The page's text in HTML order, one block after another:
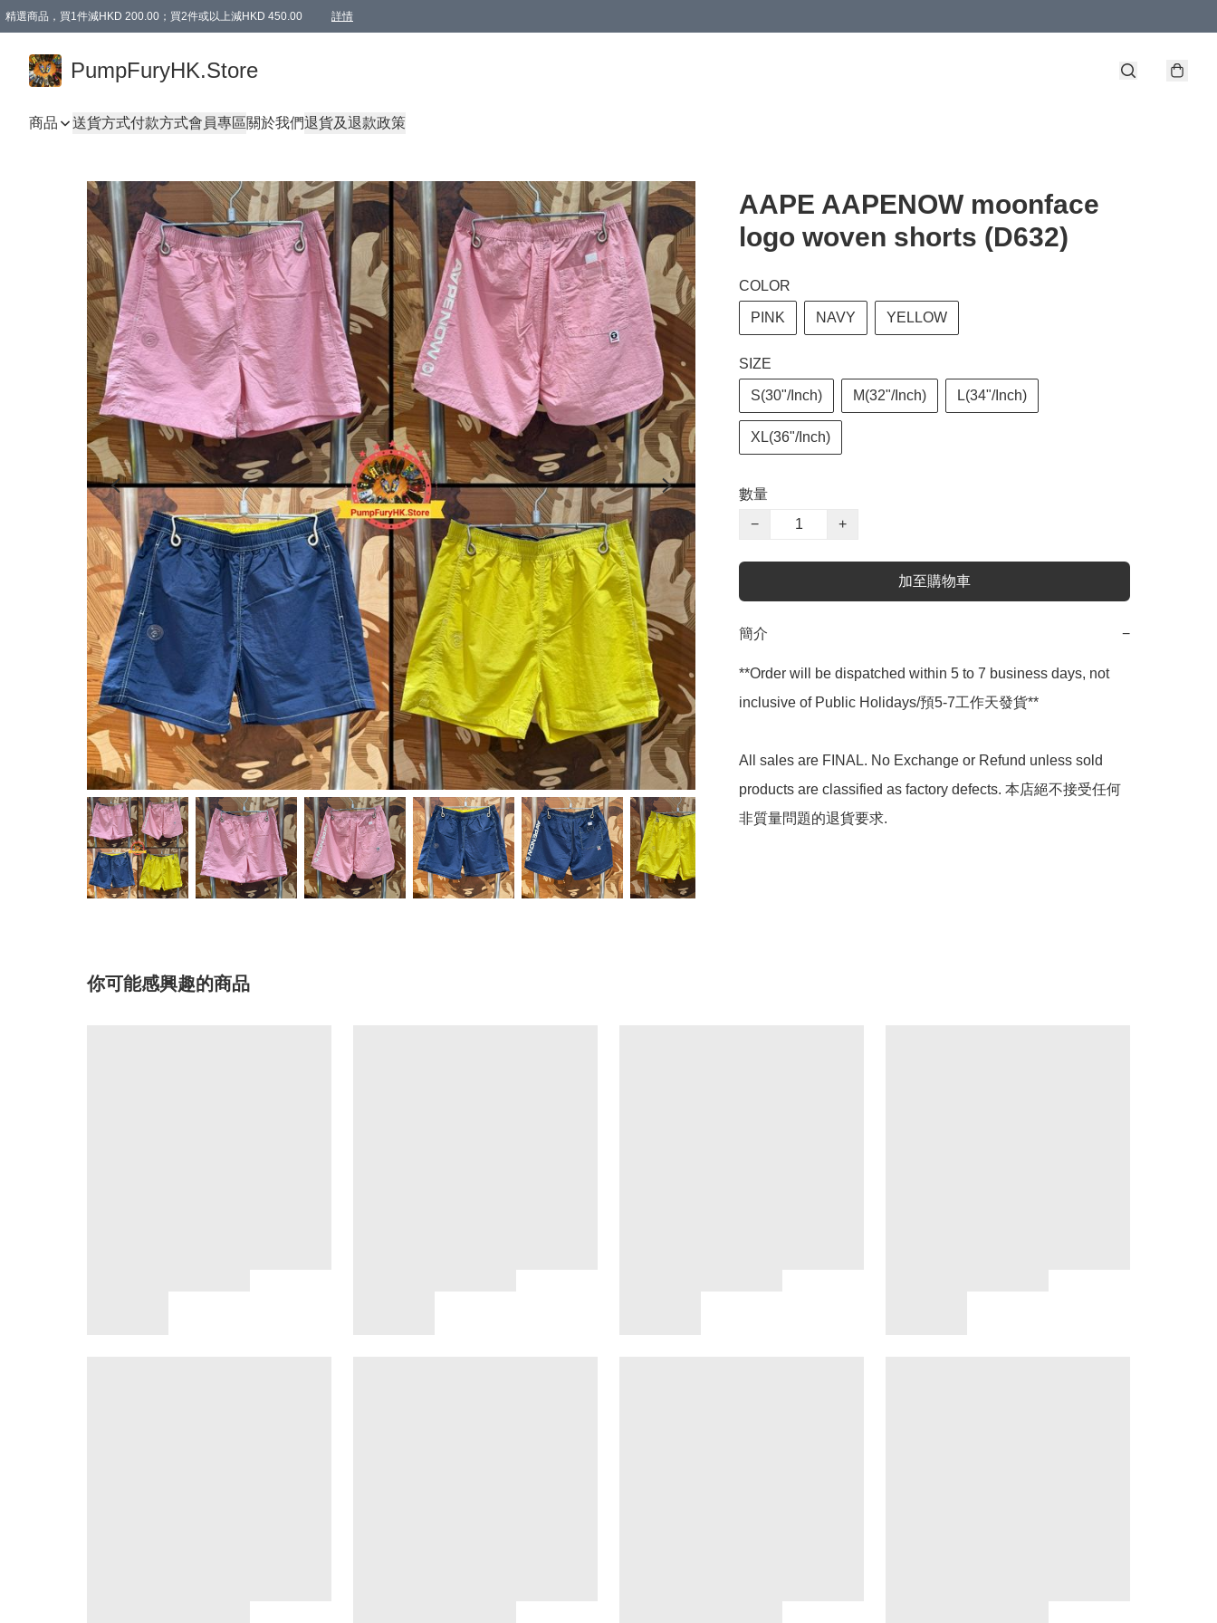
精選商品，買1件減HKD 200.00；買2件或以上減HKD 450.00 詳情
PumpFuryHK.Store
商品 送貨方式付款方式會員專區關於我們退貨及退款政策
AAPE AAPENOW moonface
logo woven shorts (D632)
COLOR
PINK NAVY YELLOW
SIZE
S(30"/Inch) M(32"/Inch) L(34"/Inch)
XL(36"/Inch)
數量
−
+
加至購物車
簡介 −
**Order will be dispatched within 5 to 7 business days, not
inclusive of Public Holidays/預5-7工作天發貨**
All sales are FINAL. No Exchange or Refund unless sold
products are classified as factory defects. 本店絕不接受任何
非質量問題的退貨要求.
你可能感興趣的商品